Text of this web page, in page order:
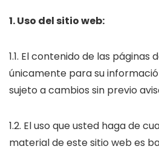
1. Uso del sitio web:
1.1. El contenido de las páginas
únicamente para su
sujeto a cambios sin previo
1.2. El uso que usted haga de
material de este sitio web es